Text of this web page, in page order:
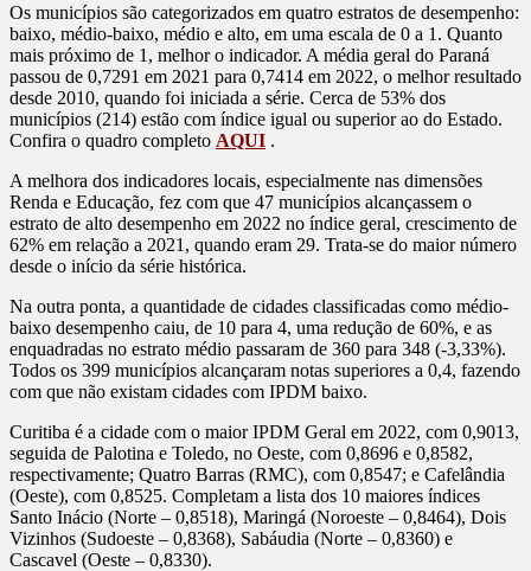
Os municípios são categorizados em quatro estratos de desempenho:
baixo, médio-baixo, médio e alto, em uma escala de 0 a 1. Quanto
mais próximo de 1, melhor o indicador. A média geral do Paraná
passou de 0,7291 em 2021 para 0,7414 em 2022, o melhor resultado
desde 2010, quando foi iniciada a série. Cerca de 53% dos
municípios (214) estão com índice igual ou superior ao do Estado.
Confira o quadro completo AQUI .
A melhora dos indicadores locais, especialmente nas dimensões
Renda e Educação, fez com que 47 municípios alcançassem o
estrato de alto desempenho em 2022 no índice geral, crescimento de
62% em relação a 2021, quando eram 29. Trata-se do maior número
desde o início da série histórica.
Na outra ponta, a quantidade de cidades classificadas como médio-
baixo desempenho caiu, de 10 para 4, uma redução de 60%, e as
enquadradas no estrato médio passaram de 360 para 348 (-3,33%).
Todos os 399 municípios alcançaram notas superiores a 0,4, fazendo
com que não existam cidades com IPDM baixo.
Curitiba é a cidade com o maior IPDM Geral em 2022, com 0,9013,
seguida de Palotina e Toledo, no Oeste, com 0,8696 e 0,8582,
respectivamente; Quatro Barras (RMC), com 0,8547; e Cafelândia
(Oeste), com 0,8525. Completam a lista dos 10 maiores índices
Santo Inácio (Norte – 0,8518), Maringá (Noroeste – 0,8464), Dois
Vizinhos (Sudoeste – 0,8368), Sabáudia (Norte – 0,8360) e
Cascavel (Oeste – 0,8330).